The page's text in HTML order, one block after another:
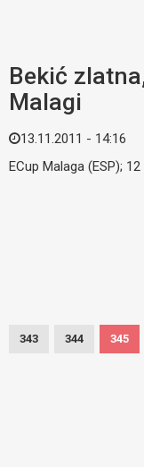
Bekić
Malagi
13.11.2011 - 14:16
ECup Malaga (ESP);
343 344 345